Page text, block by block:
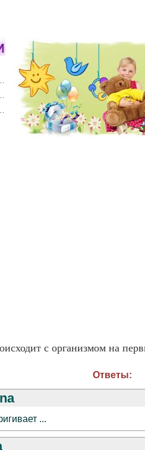
с организмом на
Ответы:
...